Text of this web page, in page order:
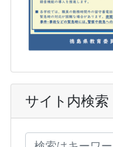
サイト内検索